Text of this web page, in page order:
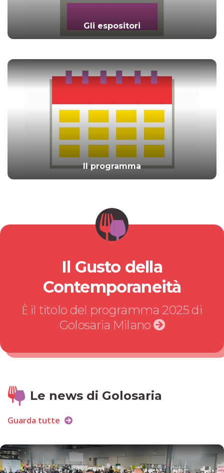
Gli espositori
Il programma
Il Gusto della
Contemporaneità
È il titolo del programma 2025 di
Golosaria Milano
Le news di Golosaria
Guarda tutte